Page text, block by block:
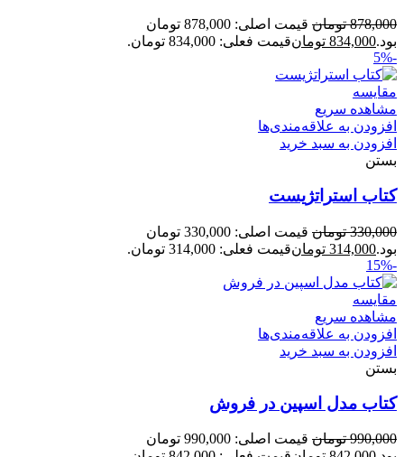
878,000 تومان
قیمت اصلی: 878,000 تومان
بود.834,000 تومانقیمت فعلی: 834,000 تومان.
-5%
مقایسه
مشاهده سریع
افزودن به علاقه‌مندی‌ها
افزودن به سبد خرید
بستن
کتاب استراتژیست
330,000 تومان
قیمت اصلی: 330,000 تومان
بود.314,000 تومانقیمت فعلی: 314,000 تومان.
-15%
مقایسه
مشاهده سریع
افزودن به علاقه‌مندی‌ها
افزودن به سبد خرید
بستن
کتاب مدل اسپین در فروش
990,000 تومان
قیمت اصلی: 990,000 تومان